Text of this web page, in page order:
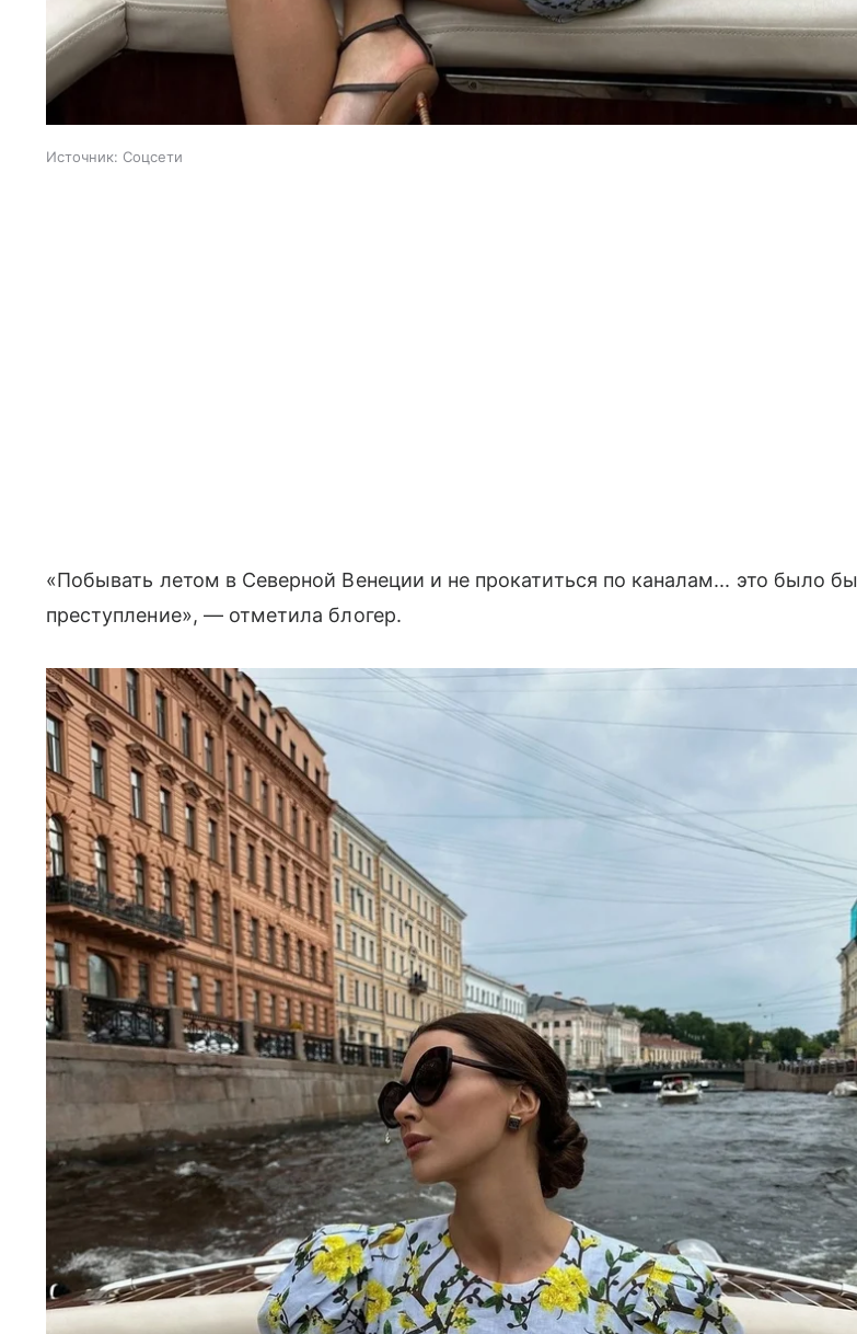
Источник: Соцсети
«Побывать летом в Северной Венеции и не прокатиться по каналам... это было бы
преступление», — отметила блогер.